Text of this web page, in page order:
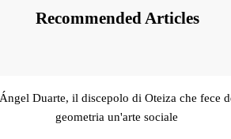
Recommended Articles